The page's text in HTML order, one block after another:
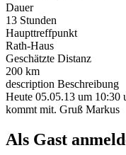
Dauer
13 Stunden
Haupttreffpunkt
Rath-Haus
Geschätzte Distanz
200 km
description Beschreibung
Heute 05.05.13 um 10:30
kommt mit. Gruß Markus
Als Gast